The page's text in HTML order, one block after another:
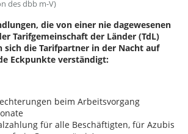
des dbb m-V)
die von einer nie dagewesenen
Tarifgemeinschaft der Länder (TdL)
sich die Tarifpartner in der Nacht auf
Eckpunkte verständigt:
beim Arbeitsvorgang
für alle Beschäftigten, für Azubis